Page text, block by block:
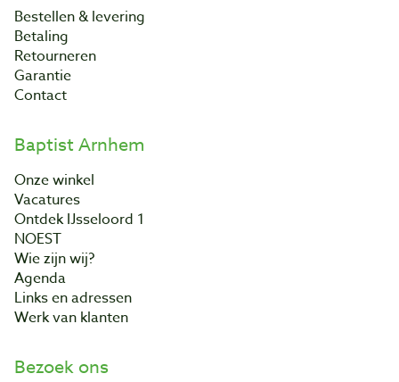
Bestellen & levering
Betaling
Retourneren
Garantie
Contact
Baptist Arnhem
Onze winkel
Vacatures
Ontdek IJsseloord 1
NOEST
Wie zijn wij?
Agenda
Links en adressen
Werk van klanten
Bezoek ons